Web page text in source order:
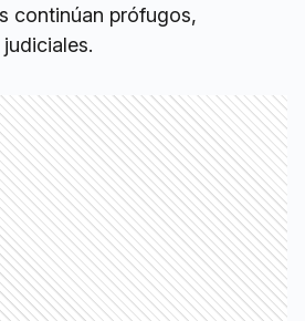
continúan prófugos,